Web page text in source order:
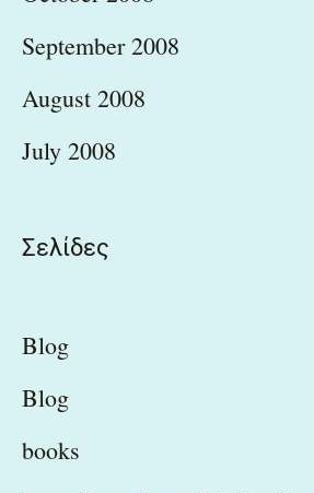
September 2008
August 2008
July 2008
Σελίδες
Blog
Blog
books